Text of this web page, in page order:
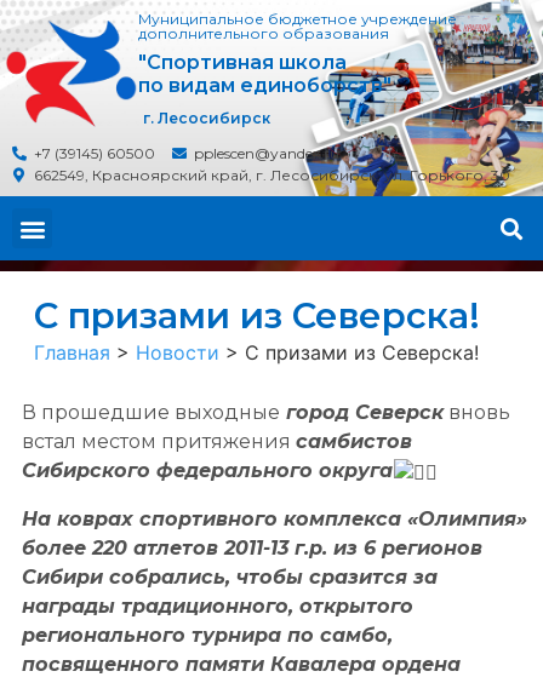
Муниципальное бюджетное учреждение
дополнительного образования
"Спортивная школа
по видам единоборств"
г. Лесосибирск
+7 (39145) 60500
pplescen@yandex.ru
662549, Красноярский край, г. Лесосибирск, ул. Горького, 30
С призами из Северска!
Главная > Новости > С призами из Северска!
В прошедшие выходные город Северск вновь
встал местом притяжения самбистов
Сибирского федерального округа
На коврах спортивного комплекса «Олимпия»
более 220 атлетов 2011-13 г.р. из 6 регионов
Сибири собрались, чтобы сразится за
награды традиционного, открытого
регионального турнира по самбо,
посвященного памяти Кавалера ордена